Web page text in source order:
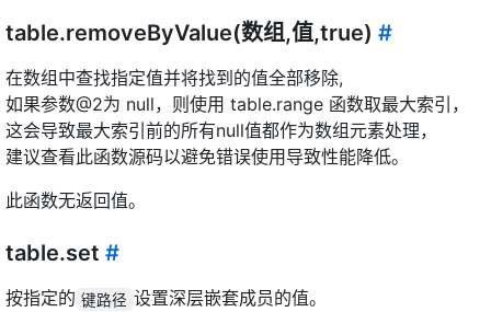
table.removeByValue(数组,值,true) #
在数组中查找指定值并将找到的值全部移除,
如果参数@2为 null，则使用 table.range 函数取最大索引，
这会导致最大索引前的所有null值都作为数组元素处理，
建议查看此函数源码以避免错误使用导致性能降低。
此函数无返回值。
table.set #
按指定的 键路径 设置深层嵌套成员的值。